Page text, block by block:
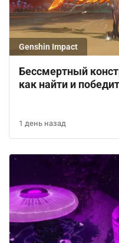
Genshin Impact
Бессмертный
как найти и
1 день назад